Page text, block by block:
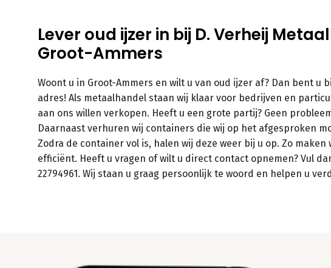
Lever oud ijzer in bij D. Verheij
Groot-Ammers
Woont u in Groot-Ammers en wilt u van oud ijzer af? Dan bent u
adres! Als metaalhandel staan wij klaar voor bedrijven en
aan ons willen verkopen. Heeft u een grote partij? Geen
Daarnaast verhuren wij containers die wij op het afgesproken
Zodra de container vol is, halen wij deze weer bij u op. Zo
efficiënt. Heeft u vragen of wilt u direct contact opnemen? Vul
22794961. Wij staan u graag persoonlijk te woord en helpen u